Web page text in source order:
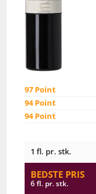
97 Point
94 Point
94 Point
1 fl. pr. stk.
BEDSTE PRIS
6 fl. pr. stk.